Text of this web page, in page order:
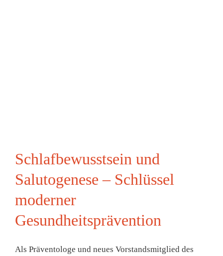
Schlafbewusstsein und
Salutogenese – Schlüssel
moderner
Gesundheitsprävention
Als Präventologe und neues Vorstandsmitglied des